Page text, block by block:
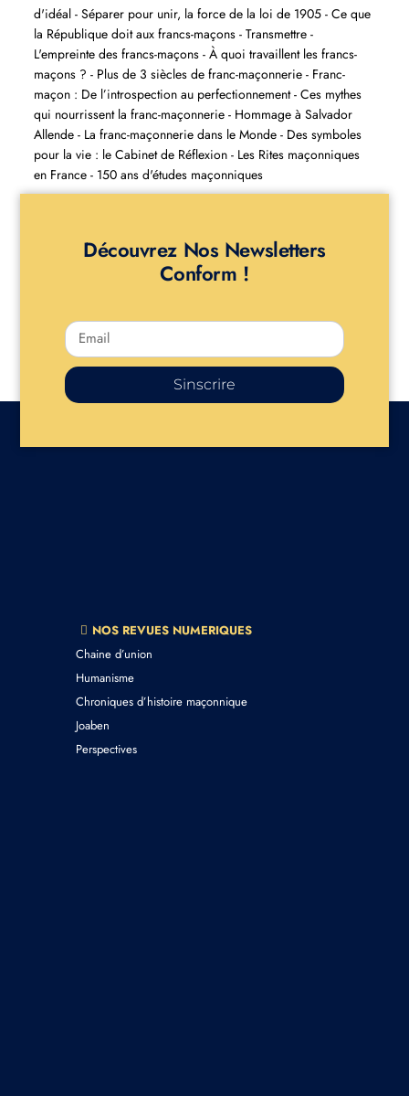
d'idéal - Séparer pour unir, la force de la loi de 1905 - Ce que
la République doit aux francs-maçons - Transmettre -
L'empreinte des francs-maçons - À quoi travaillent les francs-
maçons ? - Plus de 3 siècles de franc-maçonnerie - Franc-
maçon : De l’introspection au perfectionnement - Ces mythes
qui nourrissent la franc-maçonnerie - Hommage à Salvador
Allende - La franc-maçonnerie dans le Monde - Des symboles
pour la vie : le Cabinet de Réflexion - Les Rites maçonniques
en France - 150 ans d'études maçonniques
Découvrez Nos Newsletters
Conform !
Sinscrire
NOS REVUES NUMERIQUES
Chaine d’union
Humanisme
Chroniques d’histoire maçonnique
Joaben
Perspectives